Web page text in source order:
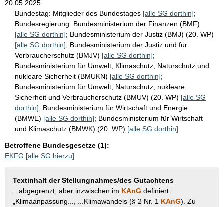
20.05.2025
Bundestag: Mitglieder des Bundestages [alle SG dorthin];
Bundesregierung: Bundesministerium der Finanzen (BMF)
[alle SG dorthin]; Bundesministerium der Justiz (BMJ) (20. WP)
[alle SG dorthin]; Bundesministerium der Justiz und für
Verbraucherschutz (BMJV) [alle SG dorthin];
Bundesministerium für Umwelt, Klimaschutz, Naturschutz und
nukleare Sicherheit (BMUKN) [alle SG dorthin];
Bundesministerium für Umwelt, Naturschutz, nukleare
Sicherheit und Verbraucherschutz (BMUV) (20. WP) [alle SG
dorthin]; Bundesministerium für Wirtschaft und Energie
(BMWE) [alle SG dorthin]; Bundesministerium für Wirtschaft
und Klimaschutz (BMWK) (20. WP) [alle SG dorthin]
Betroffene Bundesgesetze (1):
EKFG [alle SG hierzu]
Textinhalt der Stellungnahmes/des Gutachtens
...abgegrenzt, aber inzwischen im KAnG definiert:
„Klimaanpassung..., ...Klimawandels (§ 2 Nr. 1 KAnG). Zu